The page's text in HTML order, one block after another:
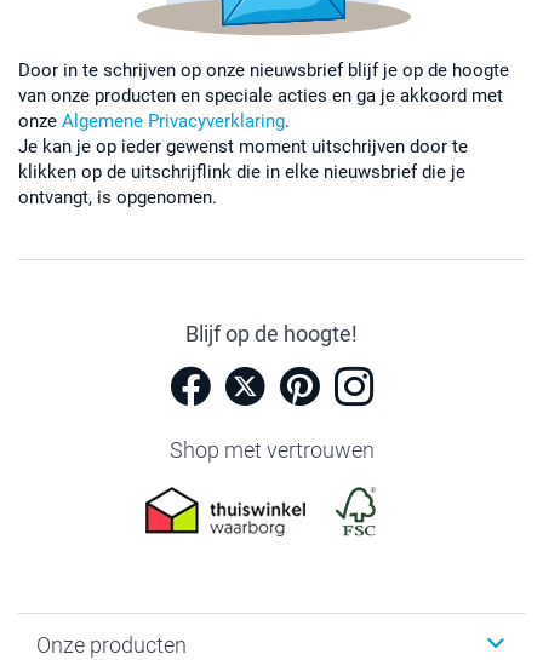
Door in te schrijven op onze nieuwsbrief blijf je op de hoogte
van onze producten en speciale acties en ga je akkoord met
onze Algemene Privacyverklaring.
Je kan je op ieder gewenst moment uitschrijven door te
klikken op de uitschrijflink die in elke nieuwsbrief die je
ontvangt, is opgenomen.
Blijf op de hoogte!
Shop met vertrouwen
Onze producten